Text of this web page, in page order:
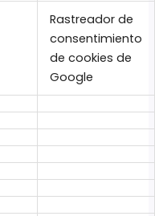
Rastreador de
consentimiento
de cookies de
Google